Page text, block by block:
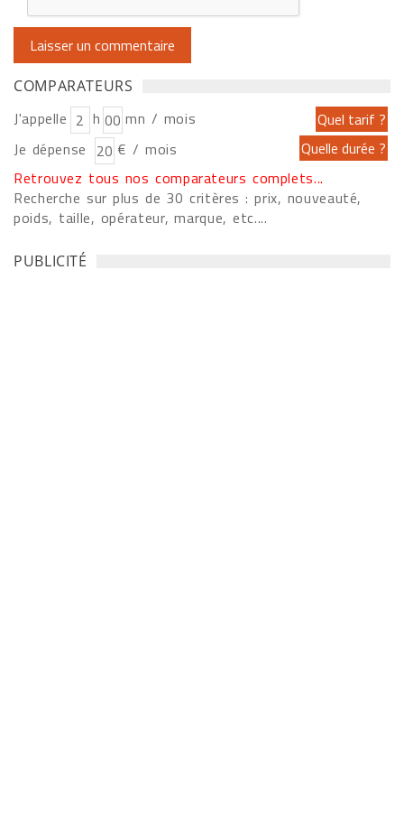
COMPARATEURS
J'appelle h
mn / mois
Je dépense
€ / mois
Retrouvez tous nos comparateurs complets...
Recherche sur plus de 30 critères : prix, nouveauté,
poids, taille, opérateur, marque, etc....
PUBLICITÉ